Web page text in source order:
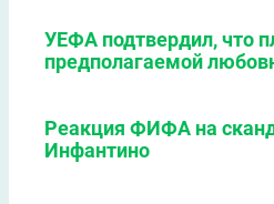
УЕФА подтвердил, что
предполагаемой
Реакция ФИФА на
Инфантино